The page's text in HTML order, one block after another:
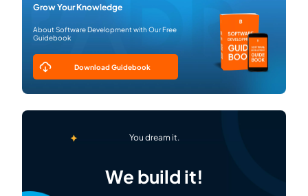
Grow Your Knowledge
About Software Development with Our Free
Guidebook
Download Guidebook
You dream it.
We build it!